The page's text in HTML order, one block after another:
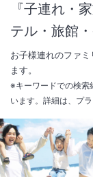
『子連れ・
テル・旅館
お子様連れのファ
ます。
※キーワードでの検索
います。詳細は、プ